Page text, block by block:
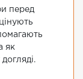
перед
як